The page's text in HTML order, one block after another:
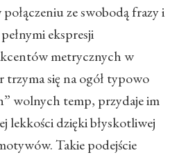
ze swobodą frazy i
ekspresji
metrycznych w
się na ogół typowo
wolnych temp, przydaje im
lekkości dzięki błyskotliwej
Takie podejście